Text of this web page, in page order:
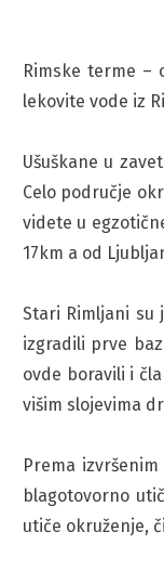
Rimske terme –
lekovite vode iz
Ušuškane u
Celo područje
videte u
17km a od
Stari Rimljani su
izgradili prve
ovde boravili i
višim slojevima
Prema
blagotovorno
utiče okruženje,